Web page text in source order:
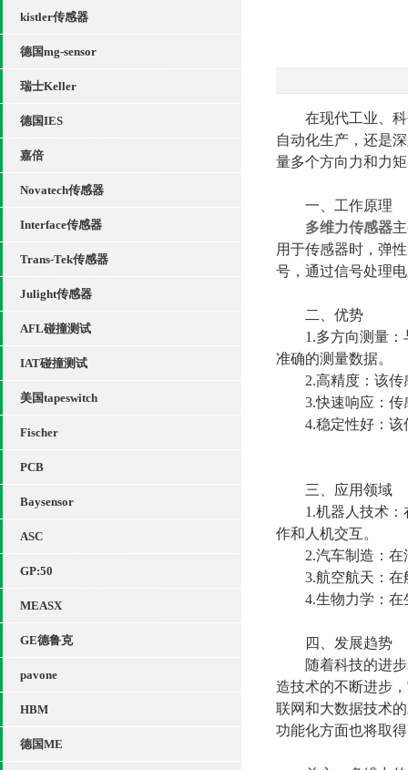
kistler传感器
德国mg-sensor
瑞士Keller
德国IES
嘉倍
Novatech传感器
Interface传感器
Trans-Tek传感器
Julight传感器
AFL碰撞测试
IAT碰撞测试
美国tapeswitch
Fischer
PCB
Baysensor
ASC
GP:50
MEASX
GE德鲁克
pavone
HBM
德国ME
在现代工业、科
自动化生产，还是
量多个方向力和力
一、工作原理
多维力传感器
用于传感器时，弹
号，通过信号处理
二、优势
1.多方向测量：与
准确的测量数据。
2.高精度：该传感
3.快速响应：传感
4.稳定性好：该传
三、应用领域
1.机器人技术：在
作和人机交互。
2.汽车制造：在汽
3.航空航天：在航
4.生物力学：在生
四、发展趋势
随着科技的进步
造技术的不断进步
联网和大数据技术
功能化方面也将取